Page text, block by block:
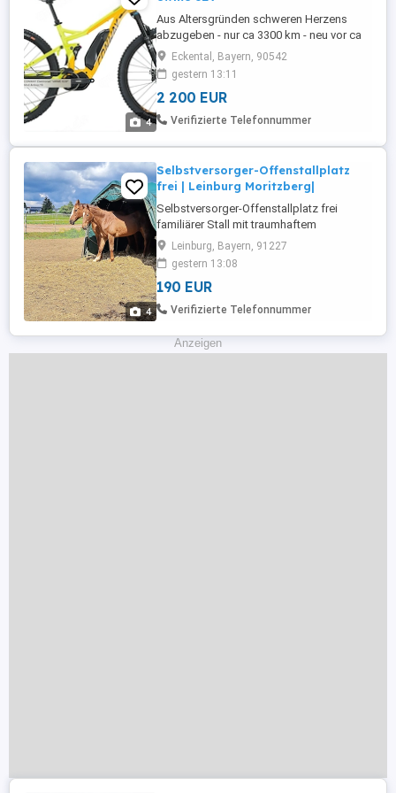
4
Aus Altersgründen schweren Herzens
abzugeben - nur ca 3300 km - neu vor ca
300 km: Kette, Ritzelsatz, Bremsen, Reifen
Schwalbe Johnny Watts HS604 - Kauf 7
2020 - Akku 504 Wh - Schaltung Deore XT
- für meine Fahrweise viel zugute Bremsen
- die Eselsohren kann ich wieder durch die
Eckental, Bayern, 90542
gestern 13:11
2 200 EUR
Verifizierte Telefonnummer
4
Selbstversorger-Offenstallplatz
frei | Leinburg Moritzberg|
Selbstversorger-Offenstallplatz frei
familiärer Stall mit traumhaftem
Ausreitgelände am Moritzberg In unserem
kleinen Selbstversorger-Offenstall ist ein
Einstellplatz frei. Wir bieten:
wunderschönes Ausreitgelände Richtung
Moritzberg und Reichswald großzügige
Leinburg, Bayern, 91227
gestern 13:08
190 EUR
Verifizierte Telefonnummer
Anzeigen